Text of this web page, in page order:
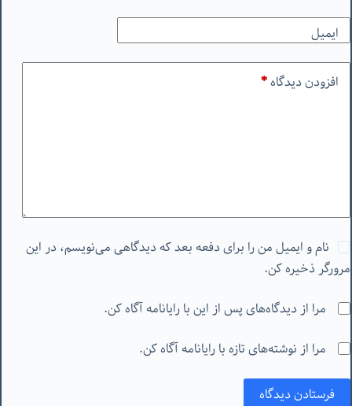
ایمیل
افزودن دیدگاه*
نام و ایمیل من را برای دفعه بعد که دیدگاهی می‌نویسم، در این
مرورگر ذخیره کن.
مرا از دیدگاه‌های پس از این با رایانامه آگاه کن.
مرا از نوشته‌های تازه با رایانامه آگاه کن.
فرستادن دیدگاه